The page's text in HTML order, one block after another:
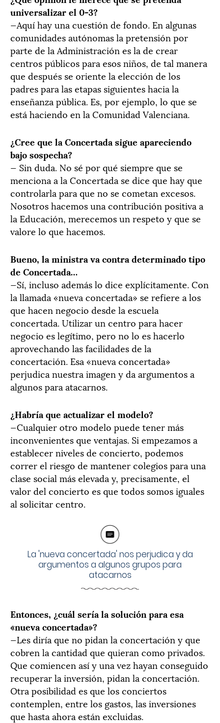
universalizar el 0-3?
—Aquí hay una cuestión de fondo. En algunas
comunidades autónomas la pretensión por
parte de la Administración es la de crear
centros públicos para esos niños, de tal manera
que después se oriente la elección de los
padres para las etapas siguientes hacia la
enseñanza pública. Es, por ejemplo, lo que se
está haciendo en la Comunidad Valenciana.
¿Cree que la Concertada sigue apareciendo
bajo sospecha?
— Sin duda. No sé por qué siempre que se
menciona a la Concertada se dice que hay que
controlarla para que no se cometan excesos.
Nosotros hacemos una contribución positiva a
la Educación, merecemos un respeto y que se
valore lo que hacemos.
Bueno, la ministra va contra determinado tipo
de Concertada…
—Sí, incluso además lo dice explícitamente. Con
la llamada «nueva concertada» se refiere a los
que hacen negocio desde la escuela
concertada. Utilizar un centro para hacer
negocio es legítimo, pero no lo es hacerlo
aprovechando las facilidades de la
concertación. Esa «nueva concertada»
perjudica nuestra imagen y da argumentos a
algunos para atacarnos.
¿Habría que actualizar el modelo?
—Cualquier otro modelo puede tener más
inconvenientes que ventajas. Si empezamos a
establecer niveles de concierto, podemos
correr el riesgo de mantener colegios para una
clase social más elevada y, precisamente, el
valor del concierto es que todos somos iguales
al solicitar centro.
La 'nueva concertada' nos perjudica y da
argumentos a algunos grupos para
atacarnos
Entonces, ¿cuál sería la solución para esa
«nueva concertada»?
—Les diría que no pidan la concertación y que
cobren la cantidad que quieran como privados.
Que comiencen así y una vez hayan conseguido
recuperar la inversión, pidan la concertación.
Otra posibilidad es que los conciertos
contemplen, entre los gastos, las inversiones
que hasta ahora están excluidas.